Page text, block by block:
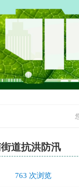
道抗洪防汛
763 次浏览